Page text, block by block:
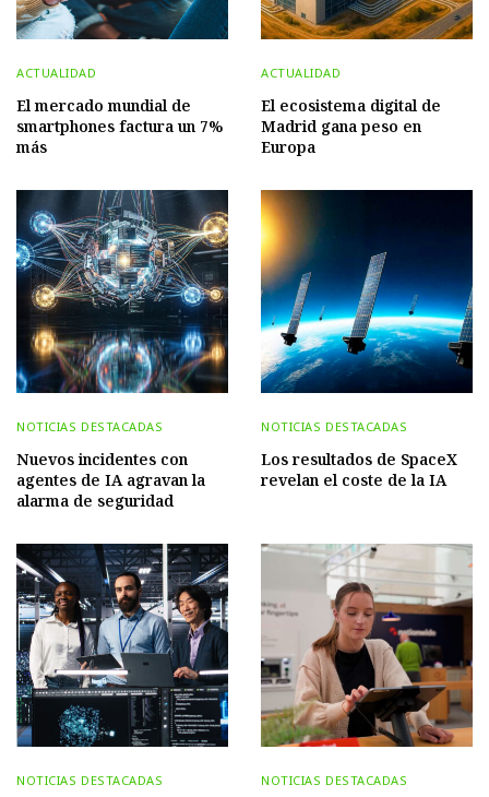
ACTUALIDAD
El mercado mundial de
smartphones factura un 7%
más
ACTUALIDAD
El ecosistema digital de
Madrid gana peso en
Europa
NOTICIAS DESTACADAS
Nuevos incidentes con
agentes de IA agravan la
alarma de seguridad
NOTICIAS DESTACADAS
Los resultados de SpaceX
revelan el coste de la IA
NOTICIAS DESTACADAS NOTICIAS DESTACADAS